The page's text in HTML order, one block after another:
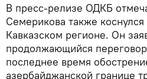
В пресс-релизе ОДКБ
Семерикова также коснулся
Кавказском регионе. Он
продолжающийся
последнее время
азербайджанской границе